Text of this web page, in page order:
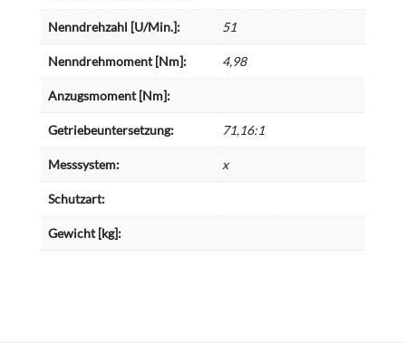
Nenndrehzahl [U/Min.]: 51
Nenndrehmoment [Nm]: 4,98
Anzugsmoment [Nm]:
Getriebeuntersetzung: 71,16:1
Messsystem: x
Schutzart:
Gewicht [kg]: